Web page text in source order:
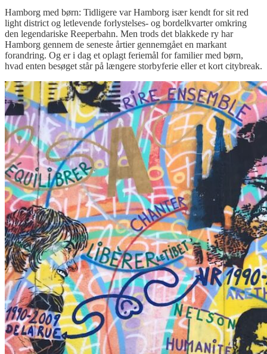
Hamborg med børn: Tidligere var Hamborg især kendt for sit red
light district og letlevende forlystelses- og bordelkvarter omkring
den legendariske Reeperbahn. Men trods det blakkede ry har
Hamborg gennem de seneste årtier gennemgået en markant
forandring. Og er i dag et oplagt feriemål for familier med børn,
hvad enten besøget står på længere storbyferie eller et kort citybreak.